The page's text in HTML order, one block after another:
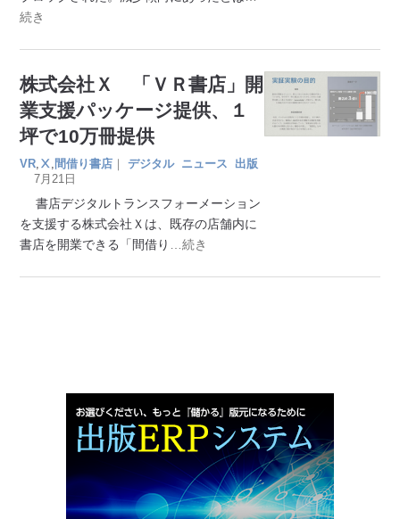
続き
株式会社Ｘ 「ＶＲ書店」開
業支援パッケージ提供、１
坪で10万冊提供
VR Ⅹ 間借り書店 ｜ デジタル ニュース
出版
7月21日
書店デジタルトランスフォーメーション
を支援する株式会社Ｘは、既存の店舗内に
書店を開業できる「間借り
…続き